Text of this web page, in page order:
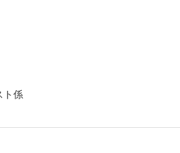
ト係